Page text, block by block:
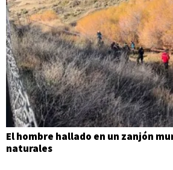
El hombre hallado en un zanjón
naturales